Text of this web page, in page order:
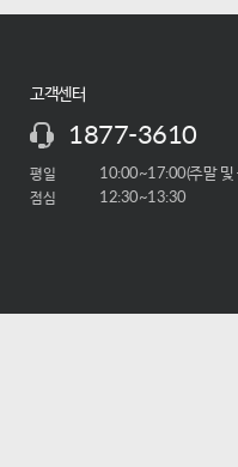
고객센터
1877-3610
평일 10:00~17:00(주말 및
점심 12:30~13:30